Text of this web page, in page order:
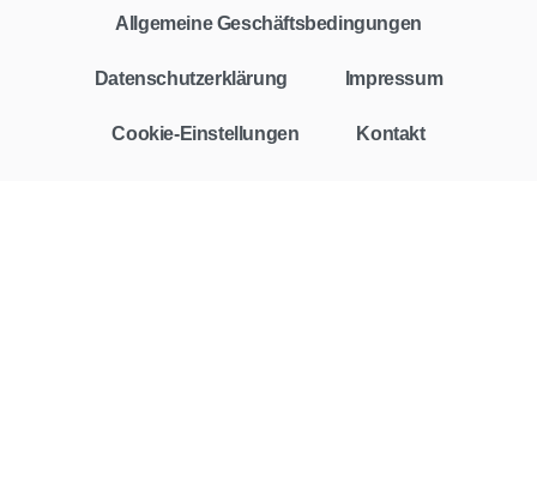
Allgemeine Geschäftsbedingungen
Datenschutzerklärung Impressum
Cookie-Einstellungen Kontakt